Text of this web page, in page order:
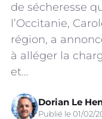
de sécheresse
l’Occitanie,
région, a
à alléger la
et…
Dorian Le
Publié le 01/02/